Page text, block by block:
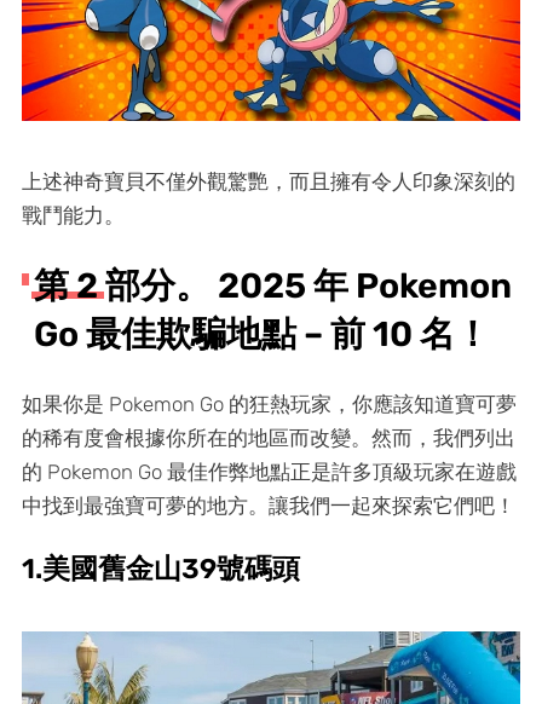
上述神奇寶貝不僅外觀驚艷，而且擁有令人印象深刻的
戰鬥能力。
第 2 部分。 2025 年 Pokemon
Go 最佳欺騙地點 – 前 10 名！
如果你是 Pokemon Go 的狂熱玩家，你應該知道寶可夢
的稀有度會根據你所在的地區而改變。然而，我們列出
的 Pokemon Go 最佳作弊地點正是許多頂級玩家在遊戲
中找到最強寶可夢的地方。讓我們一起來探索它們吧！
1.美國舊金山39號碼頭